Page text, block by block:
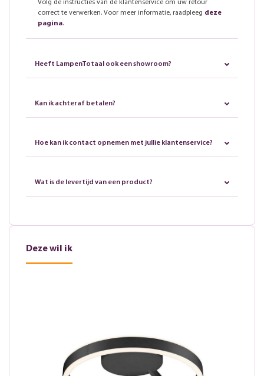
Volg de instructies van de klantenservice om uw retour
correct te verwerken. Voor meer informatie, raadpleeg deze
pagina.
Heeft LampenTotaal ook een showroom?
Kan ik achteraf betalen?
Hoe kan ik contact opnemen met jullie klantenservice?
Wat is de levertijd van een product?
Deze wil ik